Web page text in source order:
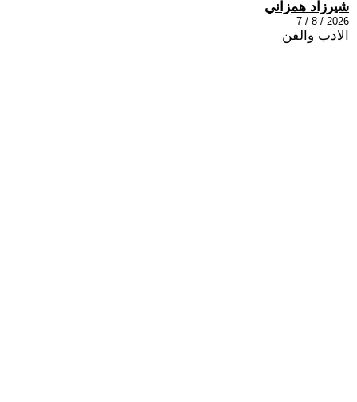
شيرزاد همزاني
2026 / 8 / 7
الادب والفن